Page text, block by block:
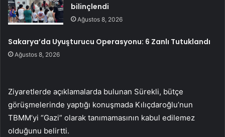
bilinçlendi
Ağustos 8, 2026
Sakarya’da Uyuşturucu Operasyonu: 6 Zanlı Tutuklandı
Ağustos 8, 2026
Ziyaretlerde açıklamalarda bulunan Sürekli, bütçe
görüşmelerinde yaptığı konuşmada Kılıçdaroğlu’nun
TBMM’yi “Gazi” olarak tanımamasının kabul edilemez
olduğunu belirtti.